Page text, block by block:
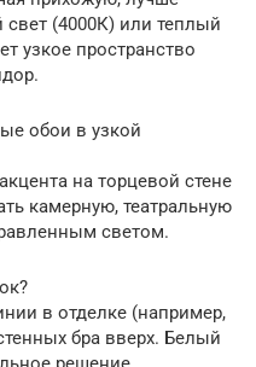
(4000К) или теплый
узкое пространство
обои в узкой
на торцевой стене
камерную, театральную
светом.
в отделке (например,
бра вверх. Белый